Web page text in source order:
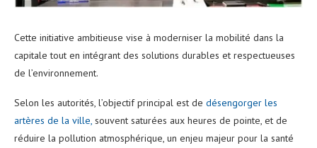
Cette initiative ambitieuse vise à moderniser la mobilité dans la
capitale tout en intégrant des solutions durables et respectueuses
de l’environnement.
Selon les autorités, l’objectif principal est de désengorger les
artères de la ville, souvent saturées aux heures de pointe, et de
réduire la pollution atmosphérique, un enjeu majeur pour la santé